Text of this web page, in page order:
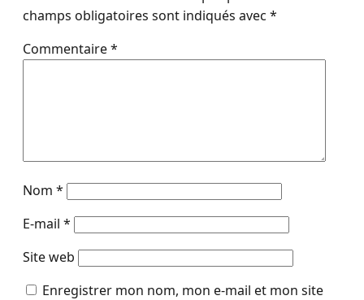
champs obligatoires sont indiqués avec *
Commentaire*
Nom *
E-mail *
Site web
Enregistrer mon nom, mon e-mail et mon site